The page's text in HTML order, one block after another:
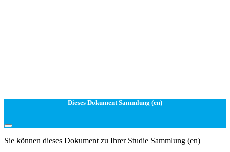
Dieses Dokument Sammlung (en)
Sie können dieses Dokument zu Ihrer Studie Sammlung (en)